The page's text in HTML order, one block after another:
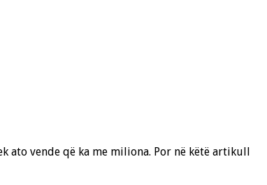
ato vende që ka me miliona. Por në këtë artikull